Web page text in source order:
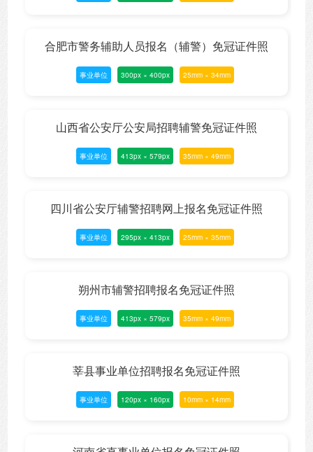
合肥市警务辅助人员报名（辅警）免冠证件照
事业单位 300px × 400px 25mm × 34mm
山西省公安厅公安局招聘辅警免冠证件照
事业单位 413px × 579px 35mm × 49mm
四川省公安厅辅警招聘网上报名免冠证件照
事业单位 295px × 413px 25mm × 35mm
朔州市辅警招聘报名免冠证件照
事业单位 413px × 579px 35mm × 49mm
莘县事业单位招聘报名免冠证件照
事业单位 120px × 160px 10mm × 14mm